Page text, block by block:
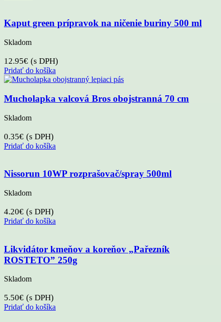
Kaput green prípravok na ničenie buriny 500 ml
Skladom
12.95€ (s DPH)
Pridať do košíka
Mucholapka valcová Bros obojstranná 70 cm
Skladom
0.35€ (s DPH)
Pridať do košíka
Nissorun 10WP rozprašovač/spray 500ml
Skladom
4.20€ (s DPH)
Pridať do košíka
Likvidátor kmeňov a koreňov „Pařezník
ROSTETO” 250g
Skladom
5.50€ (s DPH)
Pridať do košíka